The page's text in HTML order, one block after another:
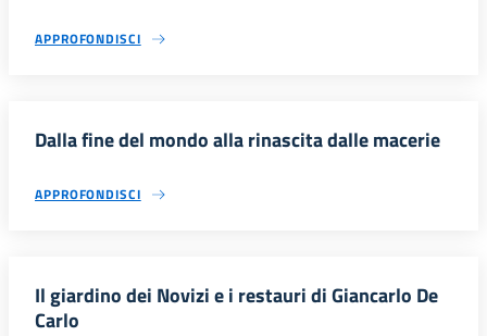
APPROFONDISCI
Dalla fine del mondo alla rinascita dalle macerie
APPROFONDISCI
Il giardino dei Novizi e i restauri di Giancarlo De
Carlo